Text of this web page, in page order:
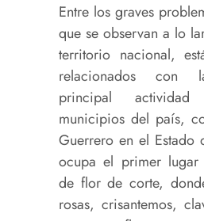
Entre los graves
que se observan a lo
territorio nacional,
relacionados con
principal
municipios del país,
Guerrero en el Estado
ocupa el primer
de flor de corte,
rosas, crisantemos,